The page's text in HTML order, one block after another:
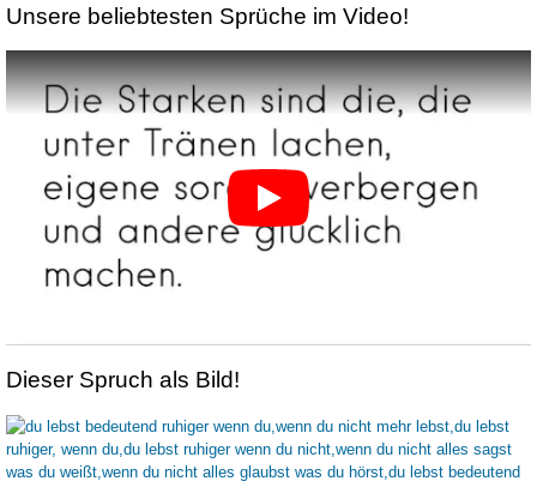
Unsere beliebtesten Sprüche im Video!
Dieser Spruch als Bild!